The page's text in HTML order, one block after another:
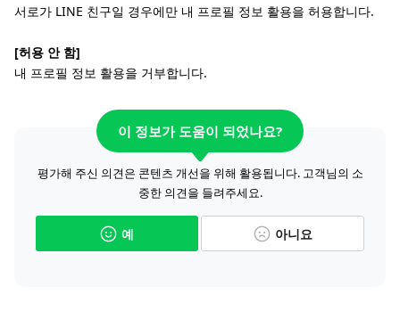
서로가 LINE 친구일 경우에만 내 프로필 정보 활용을 허용합니다.
[허용 안 함]
내 프로필 정보 활용을 거부합니다.
이 정보가 도움이 되었나요?
평가해 주신 의견은 콘텐츠 개선을 위해 활용됩니다. 고객님의 소
중한 의견을 들려주세요.
예 아니요